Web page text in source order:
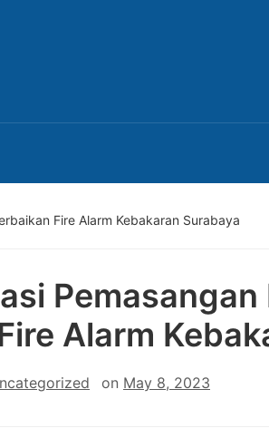
Fire Alarm Kebakaran Surabaya
Alarm
on May 8, 2023